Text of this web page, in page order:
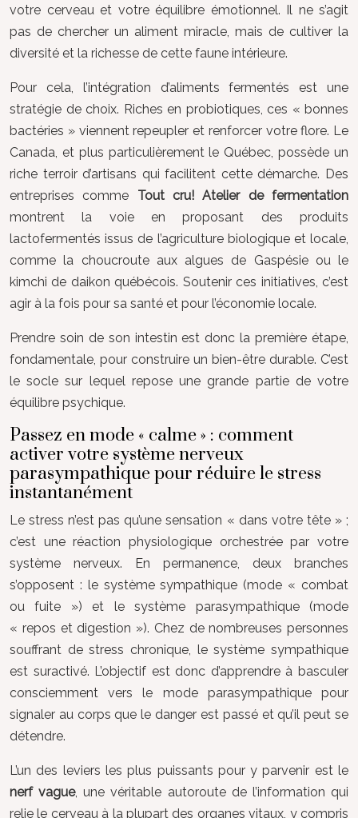
votre cerveau et votre équilibre émotionnel. Il ne s’agit
pas de chercher un aliment miracle, mais de cultiver la
diversité et la richesse de cette faune intérieure.
Pour cela, l’intégration d’aliments fermentés est une
stratégie de choix. Riches en probiotiques, ces « bonnes
bactéries » viennent repeupler et renforcer votre flore. Le
Canada, et plus particulièrement le Québec, possède un
riche terroir d’artisans qui facilitent cette démarche. Des
entreprises comme Tout cru! Atelier de fermentation
montrent la voie en proposant des produits
lactofermentés issus de l’agriculture biologique et locale,
comme la choucroute aux algues de Gaspésie ou le
kimchi de daikon québécois. Soutenir ces initiatives, c’est
agir à la fois pour sa santé et pour l’économie locale.
Prendre soin de son intestin est donc la première étape,
fondamentale, pour construire un bien-être durable. C’est
le socle sur lequel repose une grande partie de votre
équilibre psychique.
Passez en mode « calme » : comment
activer votre système nerveux
parasympathique pour réduire le stress
instantanément
Le stress n’est pas qu’une sensation « dans votre tête » ;
c’est une réaction physiologique orchestrée par votre
système nerveux. En permanence, deux branches
s’opposent : le système sympathique (mode « combat
ou fuite ») et le système parasympathique (mode
« repos et digestion »). Chez de nombreuses personnes
souffrant de stress chronique, le système sympathique
est suractivé. L’objectif est donc d’apprendre à basculer
consciemment vers le mode parasympathique pour
signaler au corps que le danger est passé et qu’il peut se
détendre.
L’un des leviers les plus puissants pour y parvenir est le
nerf vague, une véritable autoroute de l’information qui
relie le cerveau à la plupart des organes vitaux, y compris